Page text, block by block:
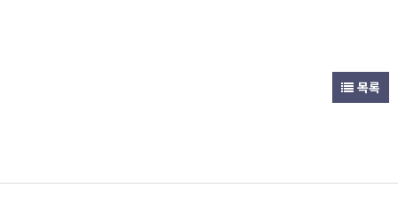
목록